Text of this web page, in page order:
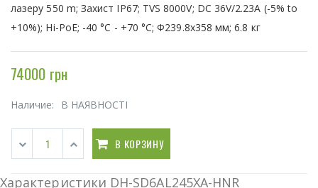
лазеру 550 m; Захист IP67; TVS 8000V; DC 36V/2.23A (-5% to
+10%); Hi-PoE; -40 °C - +70 °C; Ф239.8x358 мм; 6.8 кг
74000 грн
Наличие: В НАЯВНОСТІ
В КОРЗИНУ
Характеристики DH-SD6AL245XA-HNR